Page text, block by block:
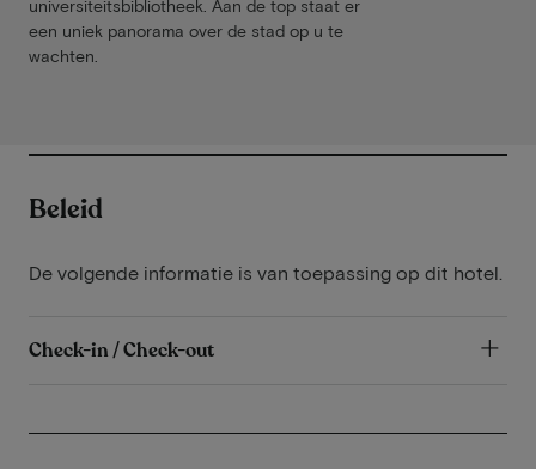
universiteitsbibliotheek. Aan de top staat er
een uniek panorama over de stad op u te
wachten.
Beleid
De volgende informatie is van toepassing op dit hotel.
Check-in / Check-out